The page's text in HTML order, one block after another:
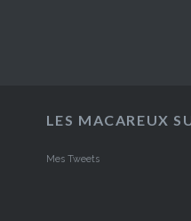
LES MACAREUX
Mes Tweets